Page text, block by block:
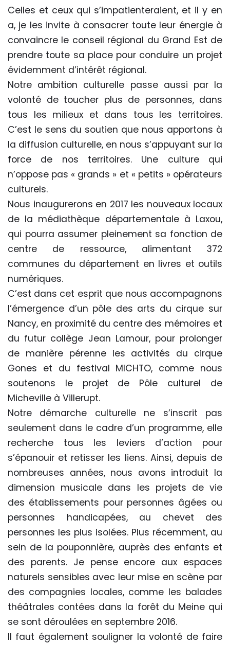
Celles et ceux qui s’impatienteraient, et il y en
a, je les invite à consacrer toute leur énergie à
convaincre le conseil régional du Grand Est de
prendre toute sa place pour conduire un projet
évidemment d’intérêt régional.
Notre ambition culturelle passe aussi par la
volonté de toucher plus de personnes, dans
tous les milieux et dans tous les territoires.
C’est le sens du soutien que nous apportons à
la diffusion culturelle, en nous s’appuyant sur la
force de nos territoires. Une culture qui
n’oppose pas « grands » et « petits » opérateurs
culturels.
Nous inaugurerons en 2017 les nouveaux locaux
de la médiathèque départementale à Laxou,
qui pourra assumer pleinement sa fonction de
centre de ressource, alimentant 372
communes du département en livres et outils
numériques.
C’est dans cet esprit que nous accompagnons
l’émergence d’un pôle des arts du cirque sur
Nancy, en proximité du centre des mémoires et
du futur collège Jean Lamour, pour prolonger
de manière pérenne les activités du cirque
Gones et du festival MICHTO, comme nous
soutenons le projet de Pôle culturel de
Micheville à Villerupt.
Notre démarche culturelle ne s’inscrit pas
seulement dans le cadre d’un programme, elle
recherche tous les leviers d’action pour
s’épanouir et retisser les liens. Ainsi, depuis de
nombreuses années, nous avons introduit la
dimension musicale dans les projets de vie
des établissements pour personnes âgées ou
personnes handicapées, au chevet des
personnes les plus isolées. Plus récemment, au
sein de la pouponnière, auprès des enfants et
des parents. Je pense encore aux espaces
naturels sensibles avec leur mise en scène par
des compagnies locales, comme les balades
théâtrales contées dans la forêt du Meine qui
se sont déroulées en septembre 2016.
Il faut également souligner la volonté de faire